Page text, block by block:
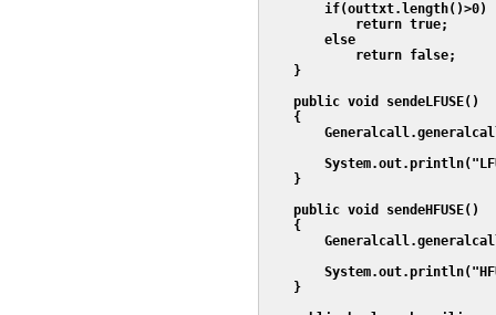
        if(outtxt.length()>0)
            return true;
        else
            return false;
    }
    public void sendeLFUSE()
    {
    }
    public void sendeHFUSE()
    {
    }